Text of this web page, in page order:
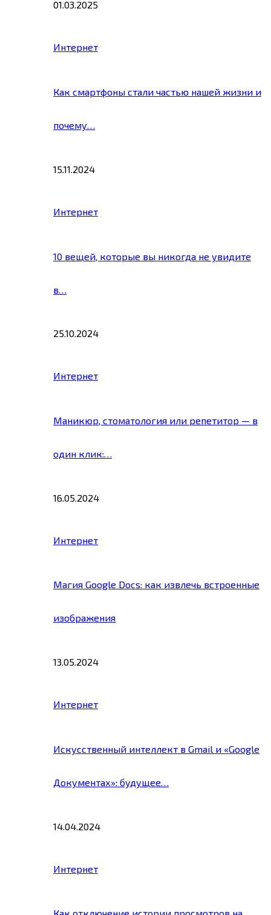
01.03.2025
Интернет
Как смартфоны стали частью нашей жизни и
почему…
15.11.2024
Интернет
10 вещей, которые вы никогда не увидите
в…
25.10.2024
Интернет
Маникюр, стоматология или репетитор — в
один клик:…
16.05.2024
Интернет
Магия Google Docs: как извлечь встроенные
изображения
13.05.2024
Интернет
Искусственный интеллект в Gmail и «Google
Документах»: будущее…
14.04.2024
Интернет